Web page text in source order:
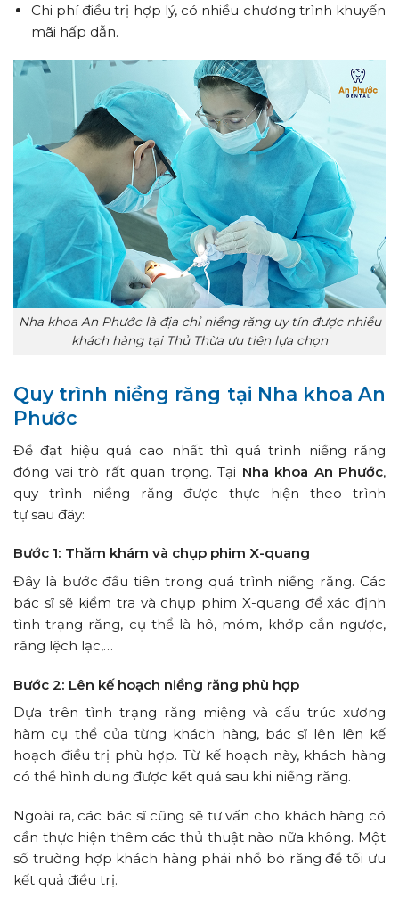
Chi phí điều trị hợp lý, có nhiều chương trình khuyến
mãi hấp dẫn.
Nha khoa An Phước là địa chỉ niềng răng uy tín được nhiều
khách hàng tại Thủ Thừa ưu tiên lựa chọn
Quy trình niềng răng tại Nha khoa An
Phước
Để đạt hiệu quả cao nhất thì quá trình niềng răng
đóng vai trò rất quan trọng. Tại Nha khoa An Phước,
quy trình niềng răng được thực hiện theo trình
tự sau đây:
Bước 1: Thăm khám và chụp phim X-quang
Đây là bước đầu tiên trong quá trình niềng răng. Các
bác sĩ sẽ kiểm tra và chụp phim X-quang để xác định
tình trạng răng, cụ thể là hô, móm, khớp cắn ngược,
răng lệch lạc,…
Bước 2: Lên kế hoạch niềng răng phù hợp
Dựa trên tình trạng răng miệng và cấu trúc xương
hàm cụ thể của từng khách hàng, bác sĩ lên lên kế
hoạch điều trị phù hợp. Từ kế hoạch này, khách hàng
có thể hình dung được kết quả sau khi niềng răng.
Ngoài ra, các bác sĩ cũng sẽ tư vấn cho khách hàng có
cần thực hiện thêm các thủ thuật nào nữa không. Một
số trường hợp khách hàng phải nhổ bỏ răng để tối ưu
kết quả điều trị.